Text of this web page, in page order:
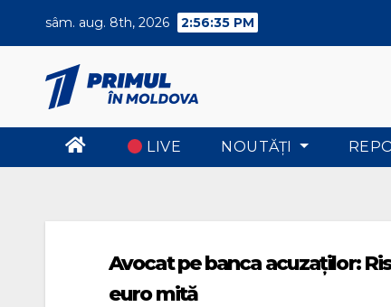
sâm. aug. 8th, 2026 2:56:35 PM
LIVE NOUTĂŢI
Avocat pe banca acuzaților:
euro mită